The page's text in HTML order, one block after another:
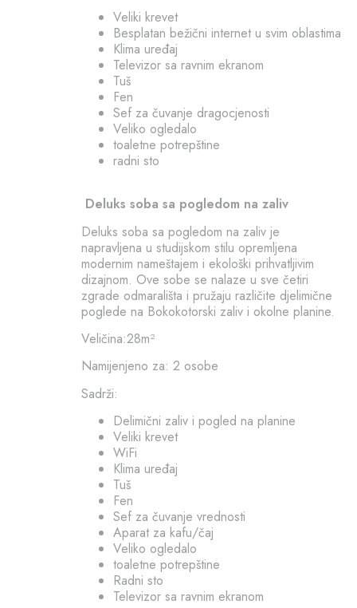
Veliki krevet
Besplatan bežični internet u svim oblastima
Klima uređaj
Televizor sa ravnim ekranom
Tuš
Fen
Sef za čuvanje dragocjenosti
Veliko ogledalo
toaletne potrepštine
radni sto
Deluks soba sa pogledom na zaliv
Deluks soba sa pogledom na zaliv je
napravljena u studijskom stilu opremljena
modernim nameštajem i ekološki prihvatljivim
dizajnom. Ove sobe se nalaze u sve četiri
zgrade odmarališta i pružaju različite djelimične
poglede na Bokokotorski zaliv i okolne planine.
Veličina:28m²
Namijenjeno za: 2 osobe
Sadrži:
Delimični zaliv i pogled na planine
Veliki krevet
WiFi
Klima uređaj
Tuš
Fen
Sef za čuvanje vrednosti
Aparat za kafu/čaj
Veliko ogledalo
toaletne potrepštine
Radni sto
Televizor sa ravnim ekranom